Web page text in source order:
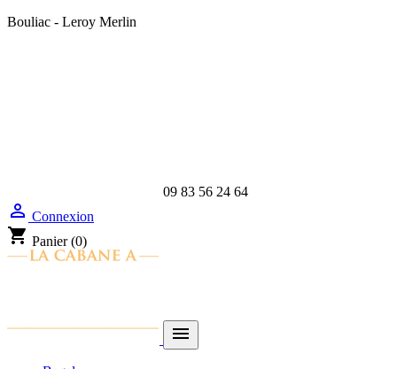
Bouliac - Leroy Merlin
09 83 56 24 64
 Connexion
shopping_cart Panier (0)
